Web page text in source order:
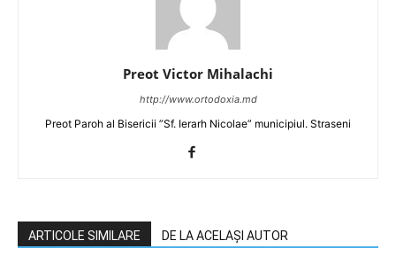
Preot Victor Mihalachi
http://www.ortodoxia.md
Preot Paroh al Bisericii ”Sf. Ierarh Nicolae” municipiul. Straseni
ARTICOLE SIMILARE DE LA ACELAȘI AUTOR